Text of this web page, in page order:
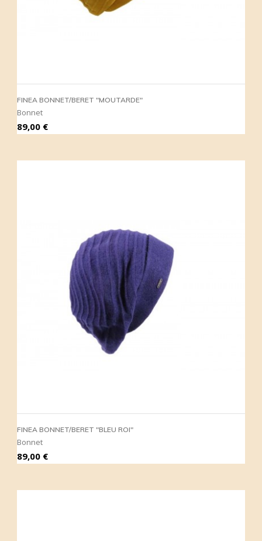
FINEA BONNET/BERET "MOUTARDE"
Bonnet
Prix
89,00 €
FINEA BONNET/BERET "BLEU ROI"
Bonnet
Prix
89,00 €